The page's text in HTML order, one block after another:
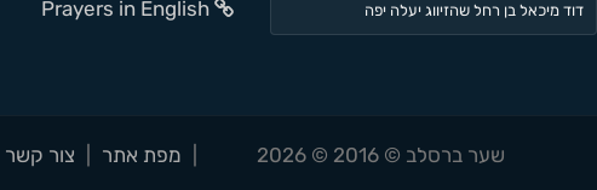
דוד מיכאל בן רחל שהזיווג יעלה יפה
שער ברסלב © 2016 © 2026 מפת אתר צור קשר